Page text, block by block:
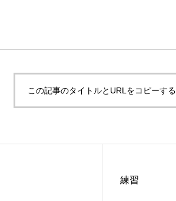
この記事のタイトルとURLをコピーする
練習